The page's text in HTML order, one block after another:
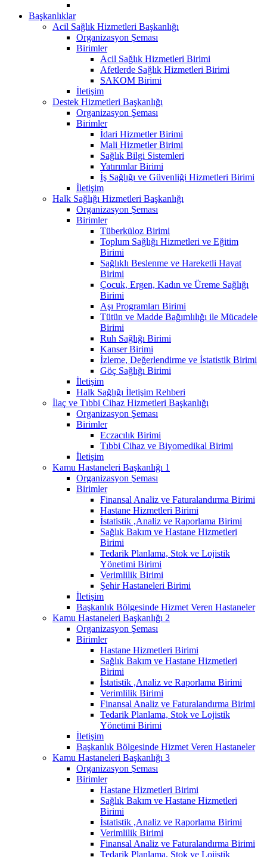
Başkanlıklar
Acil Sağlık Hizmetleri Başkanlığı
Organizasyon Şeması
Birimler
Acil Sağlık Hizmetleri Birimi
Afetlerde Sağlık Hizmetleri Birimi
SAKOM Birimi
İletişim
Destek Hizmetleri Başkanlığı
Organizasyon Şeması
Birimler
İdari Hizmetler Birimi
Mali Hizmetler Birimi
Sağlık Bilgi Sistemleri
Yatırımlar Birimi
İş Sağlığı ve Güvenliği Hizmetleri Birimi
İletişim
Halk Sağlığı Hizmetleri Başkanlığı
Organizasyon Şeması
Birimler
Tüberküloz Birimi
Toplum Sağlığı Hizmetleri ve Eğitim
Birimi
Sağlıklı Beslenme ve Hareketli Hayat
Birimi
Çocuk, Ergen, Kadın ve Üreme Sağlığı
Birimi
Aşı Programları Birimi
Tütün ve Madde Bağımlılığı ile Mücadele
Birimi
Ruh Sağlığı Birimi
Kanser Birimi
İzleme, Değerlendirme ve İstatistik Birimi
Göç Sağlığı Birimi
İletişim
Halk Sağlığı İletişim Rehberi
İlaç ve Tıbbi Cihaz Hizmetleri Başkanlığı
Organizasyon Şeması
Birimler
Eczacılık Birimi
Tıbbi Cihaz ve Biyomedikal Birimi
İletişim
Kamu Hastaneleri Başkanlığı 1
Organizasyon Şeması
Birimler
Finansal Analiz ve Faturalandırma Birimi
Hastane Hizmetleri Birimi
İstatistik ,Analiz ve Raporlama Birimi
Sağlık Bakım ve Hastane Hizmetleri
Birimi
Tedarik Planlama, Stok ve Lojistik
Yönetimi Birimi
Verimlilik Birimi
Şehir Hastaneleri Birimi
İletişim
Başkanlık Bölgesinde Hizmet Veren Hastaneler
Kamu Hastaneleri Başkanlığı 2
Organizasyon Şeması
Birimler
Hastane Hizmetleri Birimi
Sağlık Bakım ve Hastane Hizmetleri
Birimi
İstatistik ,Analiz ve Raporlama Birimi
Verimlilik Birimi
Finansal Analiz ve Faturalandırma Birimi
Tedarik Planlama, Stok ve Lojistik
Yönetimi Birimi
İletişim
Başkanlık Bölgesinde Hizmet Veren Hastaneler
Kamu Hastaneleri Başkanlığı 3
Organizasyon Şeması
Birimler
Hastane Hizmetleri Birimi
Sağlık Bakım ve Hastane Hizmetleri
Birimi
İstatistik ,Analiz ve Raporlama Birimi
Verimlilik Birimi
Finansal Analiz ve Faturalandırma Birimi
Tedarik Planlama, Stok ve Lojistik